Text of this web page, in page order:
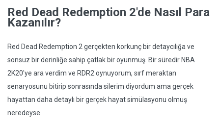
Red Dead Redemption 2'de Nasıl Para
Kazanılır?
Red Dead Redemption 2 gerçekten korkunç bir detaycılığa ve
sonsuz bir derinliğe sahip çatlak bir oyunmuş. Bir süredir NBA
2K20'ye ara verdim ve RDR2 oynuyorum, sırf meraktan
senaryosunu bitirip sonrasında silerim diyordum ama gerçek
hayattan daha detaylı bir gerçek hayat simülasyonu olmuş
neredeyse.